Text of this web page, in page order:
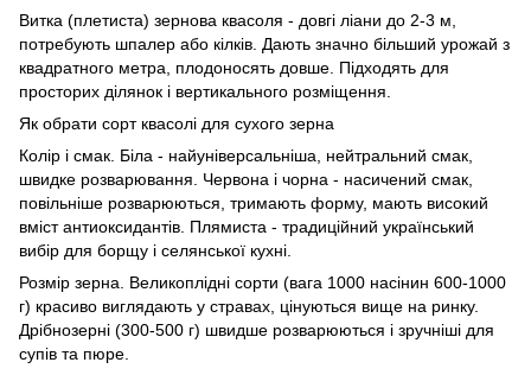
Витка (плетиста) зернова квасоля - довгі ліани до 2-3 м,
потребують шпалер або кілків. Дають значно більший урожай з
квадратного метра, плодоносять довше. Підходять для
просторих ділянок і вертикального розміщення.
Як обрати сорт квасолі для сухого зерна
Колір і смак. Біла - найуніверсальніша, нейтральний смак,
швидке розварювання. Червона і чорна - насичений смак,
повільніше розварюються, тримають форму, мають високий
вміст антиоксидантів. Плямиста - традиційний український
вибір для борщу і селянської кухні.
Розмір зерна. Великоплідні сорти (вага 1000 насінин 600-1000
г) красиво виглядають у стравах, цінуються вище на ринку.
Дрібнозерні (300-500 г) швидше розварюються і зручніші для
супів та пюре.